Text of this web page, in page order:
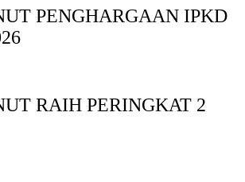
PENGHARGAAN IPKD
RAIH PERINGKAT 2